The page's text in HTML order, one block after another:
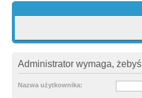
Administrator wymaga,
Nazwa użytkownika: